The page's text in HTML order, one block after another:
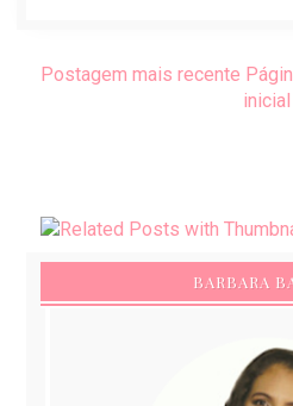
Postagem mais recente
inicial
BARBARA